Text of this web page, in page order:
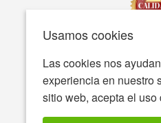
Usamos cookies
Las cookies nos
experiencia en nuestro
sitio web, acepta el uso
Accesibilidad Condiciones
© Copyright 2001-2026